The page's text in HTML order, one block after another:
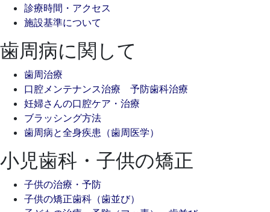
診療時間・アクセス
施設基準について
歯周病に関して
歯周治療
口腔メンテナンス治療 予防歯科治療
妊婦さんの口腔ケア・治療
ブラッシング方法
歯周病と全身疾患（歯周医学）
小児歯科・子供の矯正
子供の治療・予防
子供の矯正歯科（歯並び）